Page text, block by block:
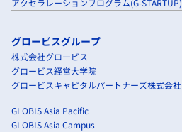
アクセラレーションプログラム(G-STARTUP)
グロービスグループ
株式会社グロービス
グロービス経営大学院
グロービスキャピタルパートナーズ株式会社
GLOBIS Asia Pacific
GLOBIS Asia Campus